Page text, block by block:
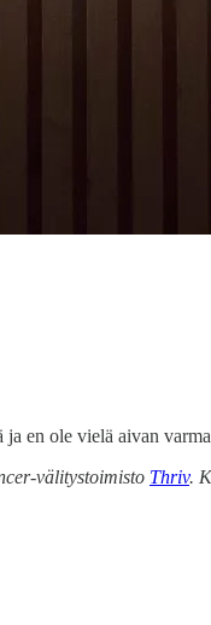
en ole vielä aivan
välitystoimisto Thriv.